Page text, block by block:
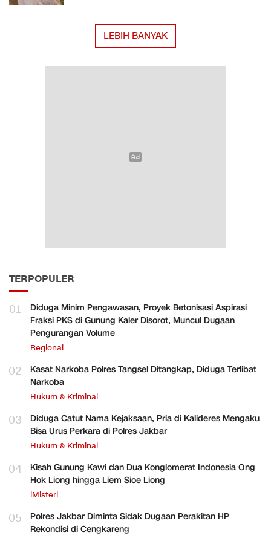
LEBIH BANYAK
TERPOPULER
01
Diduga Minim Pengawasan, Proyek Betonisasi Aspirasi
Fraksi PKS di Gunung Kaler Disorot, Muncul Dugaan
Pengurangan Volume
Regional
02
Kasat Narkoba Polres Tangsel Ditangkap, Diduga Terlibat
Narkoba
Hukum & Kriminal
03
Diduga Catut Nama Kejaksaan, Pria di Kalideres Mengaku
Bisa Urus Perkara di Polres Jakbar
Hukum & Kriminal
04
Kisah Gunung Kawi dan Dua Konglomerat Indonesia Ong
Hok Liong hingga Liem Sioe Liong
iMisteri
05
Polres Jakbar Diminta Sidak Dugaan Perakitan HP
Rekondisi di Cengkareng